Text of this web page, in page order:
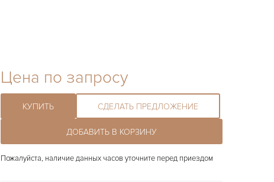
Цена по запросу
КУПИТЬ СДЕЛАТЬ ПРЕДЛОЖЕНИЕ
ДОБАВИТЬ В КОРЗИНУ
Пожалуйста, наличие данных часов уточните перед приездом